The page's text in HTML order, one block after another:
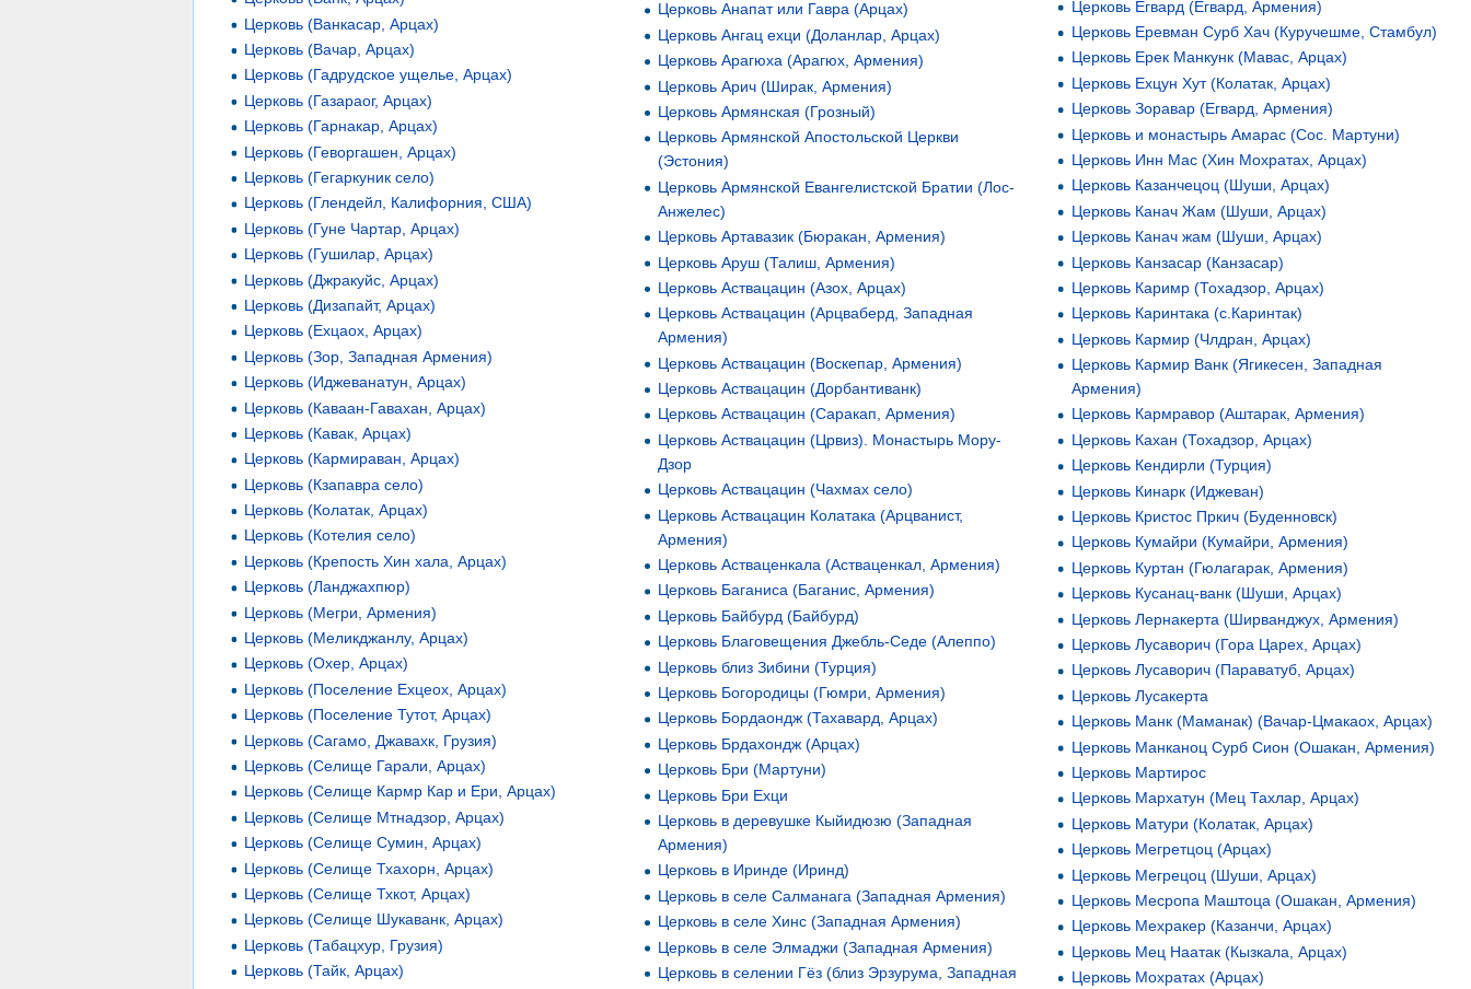
Церковь (Ванкасар, Арцах)
Церковь (Вачар, Арцах)
Церковь (Гадрудское ущелье, Арцах)
Церковь (Газараог, Арцах)
Церковь (Гарнакар, Арцах)
Церковь (Геворгашен, Арцах)
Церковь (Гегаркуник село)
Церковь (Глендейл, Калифорния, США)
Церковь (Гуне Чартар, Арцах)
Церковь (Гушилар, Арцах)
Церковь (Джракуйс, Арцах)
Церковь (Дизапайт, Арцах)
Церковь (Ехцаох, Арцах)
Церковь (Зор, Западная Армения)
Церковь (Иджеванатун, Арцах)
Церковь (Каваан-Гавахан, Арцах)
Церковь (Кавак, Арцах)
Церковь (Кармираван, Арцах)
Церковь (Кзапавра село)
Церковь (Колатак, Арцах)
Церковь (Котелия село)
Церковь (Крепость Хин хала, Арцах)
Церковь (Ланджахпюр)
Церковь (Мегри, Армения)
Церковь (Меликджанлу, Арцах)
Церковь (Охер, Арцах)
Церковь (Поселение Ехцеох, Арцах)
Церковь (Поселение Тутот, Арцах)
Церковь (Сагамо, Джавахк, Грузия)
Церковь (Селище Гарали, Арцах)
Церковь (Селище Кармр Кар и Ери, Арцах)
Церковь (Селище Мтнадзор, Арцах)
Церковь (Селище Сумин, Арцах)
Церковь (Селище Тхахорн, Арцах)
Церковь (Селище Тхкот, Арцах)
Церковь (Селище Шукаванк, Арцах)
Церковь (Табацхур, Грузия)
Церковь (Тайк, Арцах)
Церковь Анапат или Гавра (Арцах)
Церковь Ангац ехци (Доланлар, Арцах)
Церковь Арагюха (Арагюх, Армения)
Церковь Арич (Ширак, Армения)
Церковь Армянская (Грозный)
Церковь Армянской Апостольской Церкви
(Эстония)
Церковь Армянской Евангелистской Братии (Лос-
Анжелес)
Церковь Артавазик (Бюракан, Армения)
Церковь Аруш (Талиш, Армения)
Церковь Аствацацин (Азох, Арцах)
Церковь Аствацацин (Арцваберд, Западная
Армения)
Церковь Аствацацин (Воскепар, Армения)
Церковь Аствацацин (Дорбантиванк)
Церковь Аствацацин (Саракап, Армения)
Церковь Аствацацин (Црвиз). Монастырь Мору-
Дзор
Церковь Аствацацин (Чахмах село)
Церковь Аствацацин Колатака (Арцванист,
Армения)
Церковь Астваценкала (Астваценкал, Армения)
Церковь Баганиса (Баганис, Армения)
Церковь Байбурд (Байбурд)
Церковь Благовещения Джебль-Седе (Алеппо)
Церковь близ Зибини (Турция)
Церковь Богородицы (Гюмри, Армения)
Церковь Бордаондж (Тахавард, Арцах)
Церковь Брдахондж (Арцах)
Церковь Бри (Мартуни)
Церковь Бри Ехци
Церковь в деревушке Кыйидюзю (Западная
Армения)
Церковь в Иринде (Иринд)
Церковь в селе Салманага (Западная Армения)
Церковь в селе Хинс (Западная Армения)
Церковь в селе Элмаджи (Западная Армения)
Церковь в селении Гёз (близ Эрзурума, Западная
Церковь Егвард (Егвард, Армения)
Церковь Еревман Сурб Хач (Куручешме, Стамбул)
Церковь Ерек Манкунк (Мавас, Арцах)
Церковь Ехцун Хут (Колатак, Арцах)
Церковь Зоравар (Егвард, Армения)
Церковь и монастырь Амарас (Сос. Мартуни)
Церковь Инн Мас (Хин Мохратах, Арцах)
Церковь Казанчецоц (Шуши, Арцах)
Церковь Канач Жам (Шуши, Арцах)
Церковь Канач жам (Шуши, Арцах)
Церковь Канзасар (Канзасар)
Церковь Каримр (Тохадзор, Арцах)
Церковь Каринтака (с.Каринтак)
Церковь Кармир (Члдран, Арцах)
Церковь Кармир Ванк (Ягикесен, Западная
Армения)
Церковь Кармравор (Аштарак, Армения)
Церковь Кахан (Тохадзор, Арцах)
Церковь Кендирли (Турция)
Церковь Кинарк (Иджеван)
Церковь Кристос Пркич (Буденновск)
Церковь Кумайри (Кумайри, Армения)
Церковь Куртан (Гюлагарак, Армения)
Церковь Кусанац-ванк (Шуши, Арцах)
Церковь Лернакерта (Ширванджух, Армения)
Церковь Лусаворич (Гора Царех, Арцах)
Церковь Лусаворич (Параватуб, Арцах)
Церковь Лусакерта
Церковь Манк (Маманак) (Вачар-Цмакаох, Арцах)
Церковь Манканоц Сурб Сион (Ошакан, Армения)
Церковь Мартирос
Церковь Мархатун (Мец Тахлар, Арцах)
Церковь Матури (Колатак, Арцах)
Церковь Мегретцоц (Арцах)
Церковь Мегрецоц (Шуши, Арцах)
Церковь Месропа Маштоца (Ошакан, Армения)
Церковь Мехракер (Казанчи, Арцах)
Церковь Мец Наатак (Кызкала, Арцах)
Церковь Мохратах (Арцах)